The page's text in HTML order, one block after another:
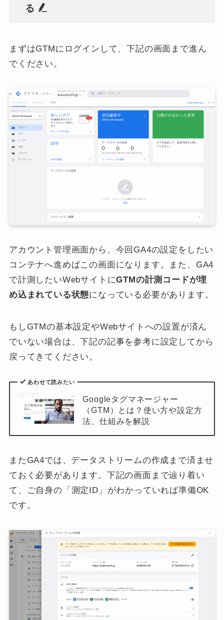
る
まずはGTMにログインして、下記の画面まで進ん
でください。
アカウント管理画面から、今回GA4の設定をしたい
コンテナへ進めばこの画面になります。また、GA4
で計測したいWebサイトにGTMの計測コードが埋
め込まれている状態になっている必要があります。
もしGTMの基本設定やWebサイトへの設置が済ん
でいない場合は、下記の記事を参考に設定してから
戻ってきてください。
あわせて読みたい
Googleタグマネージャー
（GTM）とは？使い方や設定方
法、仕組みを解説
またGA4では、データストリームの作成まで済ませ
ておく必要があります。下記の画面まで辿り着い
て、ご自身の「測定ID」がわかっていれば準備OK
です。